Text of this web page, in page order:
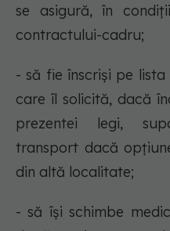
se asigură, în
contractului-cadru;
- să fie înscrişi pe
care îl solicită, dacă
prezentei legi,
transport dacă
din altă localitate;
- să îşi schimbe